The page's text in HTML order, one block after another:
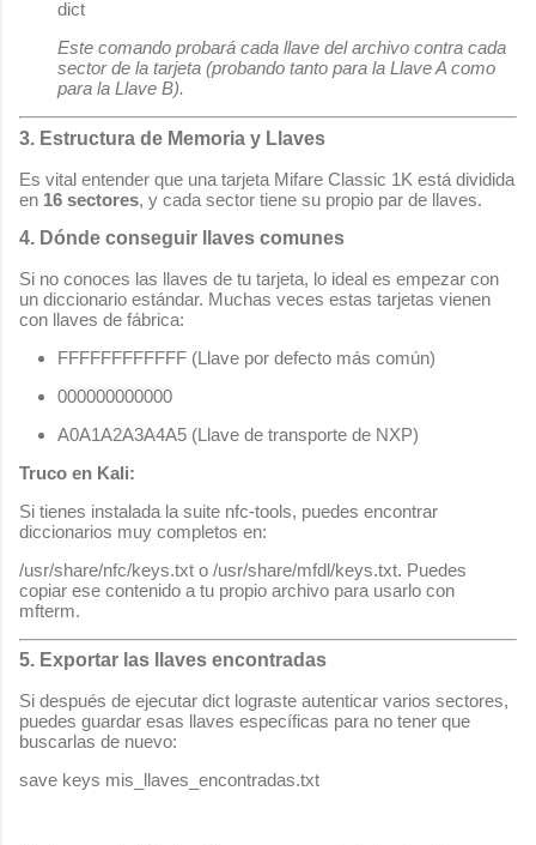
dict
Este comando probará cada llave del archivo contra cada
sector de la tarjeta (probando tanto para la Llave A como
para la Llave B).
3. Estructura de Memoria y Llaves
Es vital entender que una tarjeta Mifare Classic 1K está dividida
en 16 sectores, y cada sector tiene su propio par de llaves.
4. Dónde conseguir llaves comunes
Si no conoces las llaves de tu tarjeta, lo ideal es empezar con
un diccionario estándar. Muchas veces estas tarjetas vienen
con llaves de fábrica:
FFFFFFFFFFFF (Llave por defecto más común)
000000000000
A0A1A2A3A4A5 (Llave de transporte de NXP)
Truco en Kali:
Si tienes instalada la suite nfc-tools, puedes encontrar
diccionarios muy completos en:
/usr/share/nfc/keys.txt o /usr/share/mfdl/keys.txt. Puedes
copiar ese contenido a tu propio archivo para usarlo con
mfterm.
5. Exportar las llaves encontradas
Si después de ejecutar dict lograste autenticar varios sectores,
puedes guardar esas llaves específicas para no tener que
buscarlas de nuevo:
save keys mis_llaves_encontradas.txt